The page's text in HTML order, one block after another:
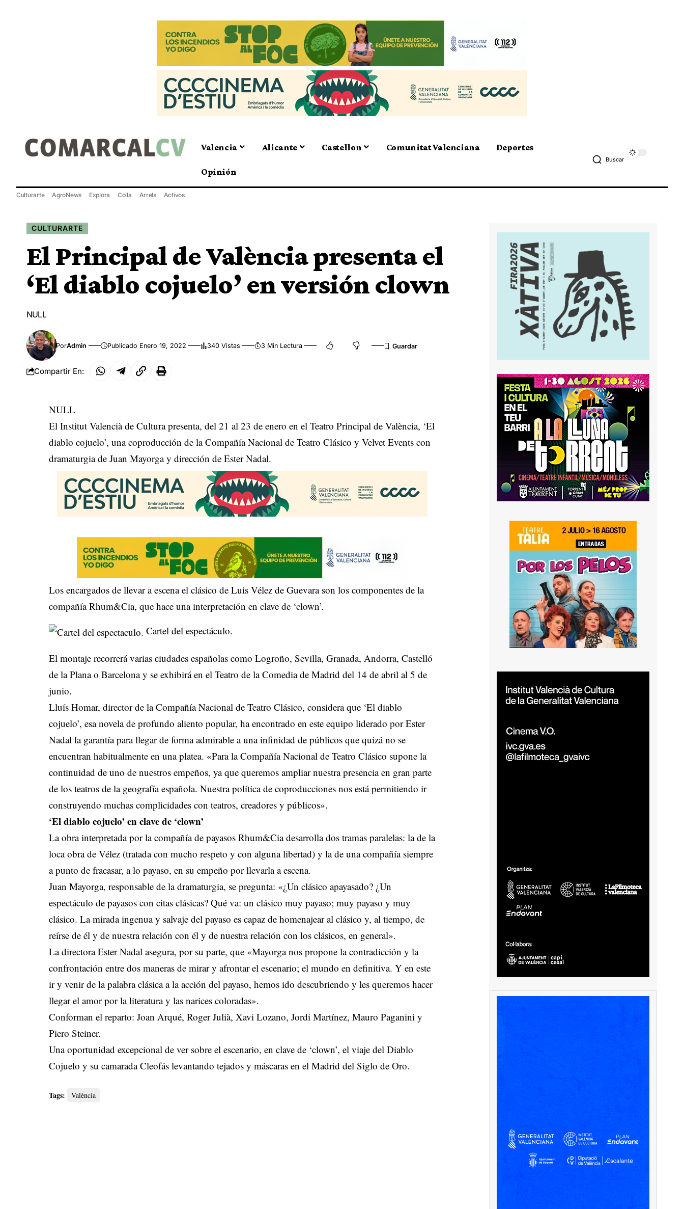
Valencia Alicante Castellon Comunitat Valenciana Deportes
Opinión
Buscar
Culturarte AgroNews Explora Colla Arrels Activos
CULTURARTE
El Principal de València presenta el
‘El diablo cojuelo’ en versión clown
NULL
PorAdmin Publicado Enero 19, 2022 340 Vistas 3 Min Lectura
Compartir En:
NULL
El Institut Valencià de Cultura presenta, del 21 al 23 de enero en el Teatro Principal de València, ‘El
diablo cojuelo’, una coproducción de la Compañía Nacional de Teatro Clásico y Velvet Events con
dramaturgia de Juan Mayorga y dirección de Ester Nadal.
Los encargados de llevar a escena el clásico de Luis Vélez de Guevara son los componentes de la
compañía Rhum&Cia, que hace una interpretación en clave de ‘clown’.
Cartel del espectáculo.
El montaje recorrerá varias ciudades españolas como Logroño, Sevilla, Granada, Andorra, Castelló
de la Plana o Barcelona y se exhibirá en el Teatro de la Comedia de Madrid del 14 de abril al 5 de
junio.
Lluís Homar, director de la Compañía Nacional de Teatro Clásico, considera que ‘El diablo
cojuelo’, esa novela de profundo aliento popular, ha encontrado en este equipo liderado por Ester
Nadal la garantía para llegar de forma admirable a una infinidad de públicos que quizá no se
encuentran habitualmente en una platea. «Para la Compañía Nacional de Teatro Clásico supone la
continuidad de uno de nuestros empeños, ya que queremos ampliar nuestra presencia en gran parte
de los teatros de la geografía española. Nuestra política de coproducciones nos está permitiendo ir
construyendo muchas complicidades con teatros, creadores y públicos».
‘El diablo cojuelo’ en clave de ‘clown’
La obra interpretada por la compañía de payasos Rhum&Cia desarrolla dos tramas paralelas: la de la
loca obra de Vélez (tratada con mucho respeto y con alguna libertad) y la de una compañía siempre
a punto de fracasar, a lo payaso, en su empeño por llevarla a escena.
Juan Mayorga, responsable de la dramaturgia, se pregunta: «¿Un clásico apayasado? ¿Un
espectáculo de payasos con citas clásicas? Qué va: un clásico muy payaso; muy payaso y muy
clásico. La mirada ingenua y salvaje del payaso es capaz de homenajear al clásico y, al tiempo, de
reírse de él y de nuestra relación con él y de nuestra relación con los clásicos, en general».
La directora Ester Nadal asegura, por su parte, que «Mayorga nos propone la contradicción y la
confrontación entre dos maneras de mirar y afrontar el escenario; el mundo en definitiva. Y en este
ir y venir de la palabra clásica a la acción del payaso, hemos ido descubriendo y les queremos hacer
llegar el amor por la literatura y las narices coloradas».
Conforman el reparto: Joan Arqué, Roger Julià, Xavi Lozano, Jordi Martínez, Mauro Paganini y
Piero Steiner.
Una oportunidad excepcional de ver sobre el escenario, en clave de ‘clown’, el viaje del Diablo
Cojuelo y su camarada Cleofás levantando tejados y máscaras en el Madrid del Siglo de Oro.
Tags: València